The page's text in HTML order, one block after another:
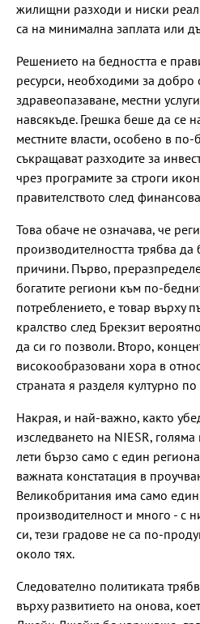
жилищни разходи и ниски
са на минимална заплата или
Решението на бедността е
ресурси, необходими за добро
здравеопазаване, местни
навсякъде. Грешка беше да се
местните власти, особено в
съкращават разходите за
чрез програмите за строги
правителството след
Това обаче не означава, че
производителността трябва
причини. Първо,
богатите региони към по-
потреблението, е товар върху
кралство след Брекзит
да си го позволи. Второ,
високообразовани хора в
страната я разделя културно
Накрая, и най-важно, както
изследването на NIESR,
лети бързо само с един
важната констатация в
Великобритания има само
производителност и много - с
си, тези градове не са по-
около тях.
Следователно политиката
върху развитието на онова,